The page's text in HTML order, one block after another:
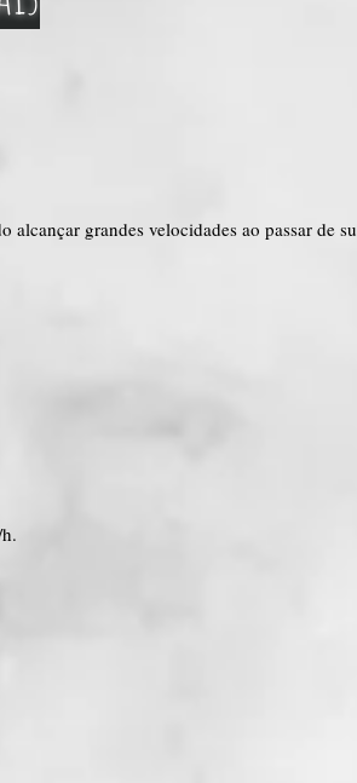
grandes velocidades ao passar de